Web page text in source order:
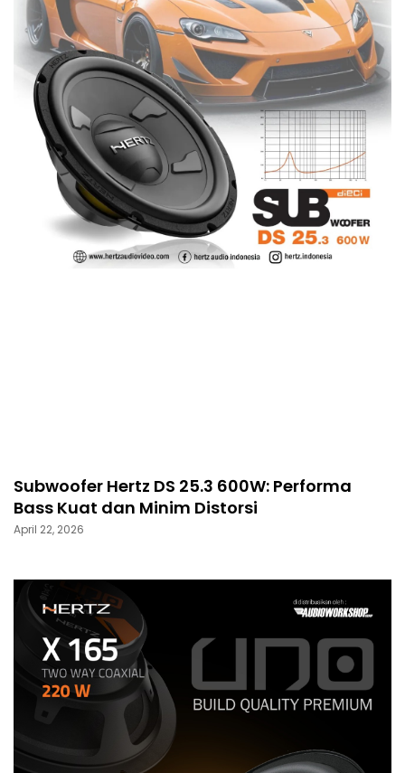
Subwoofer Hertz DS 25.3 600W: Performa
Bass Kuat dan Minim Distorsi
April 22, 2026